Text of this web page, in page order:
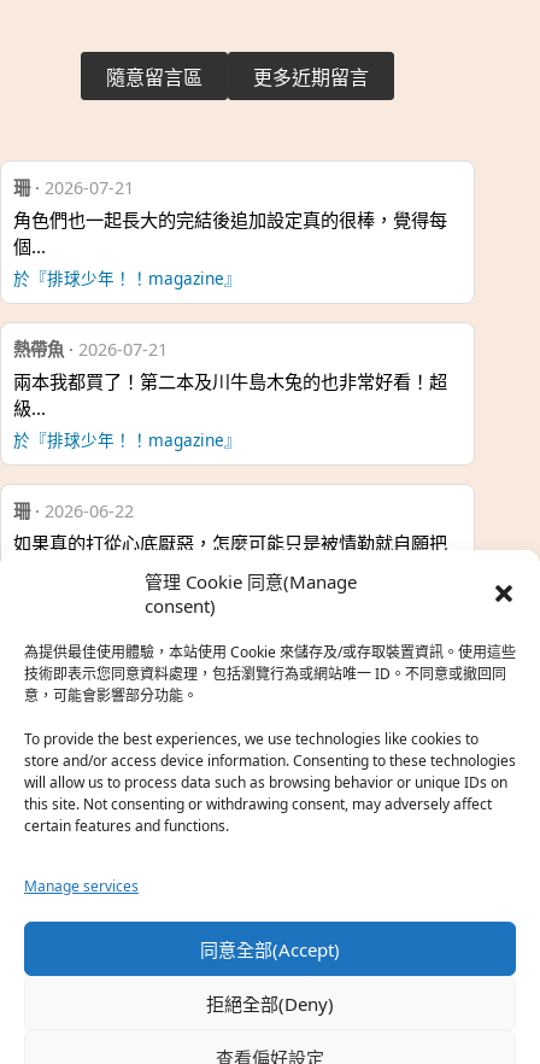
管理 Cookie 同意(Manage
consent)
為提供最佳使用體驗，本站使用 Cookie 來儲存及/或存取裝置資訊。使用這些
技術即表示您同意資料處理，包括瀏覽行為或網站唯一 ID。不同意或撤回同
意，可能會影響部分功能。
To provide the best experiences, we use technologies like cookies to
store and/or access device information. Consenting to these technologies
will allow us to process data such as browsing behavior or unique IDs on
this site. Not consenting or withdrawing consent, may adversely affect
certain features and functions.
Manage services
同意全部(Accept)
拒絕全部(Deny)
查看偏好設定
隨意留言區 更多近期留言
珊· 2026-07-21
角色們也一起長大的完結後追加設定真的很棒，覺得每
個…
於『排球少年！！magazine』
熱帶魚 · 2026-07-21
兩本我都買了！第二本及川牛島木兔的也非常好看！超
級…
於『排球少年！！magazine』
珊· 2026-06-22
如果真的打從心底厭惡，怎麼可能只是被情勒就自願把
熱帶魚·2026-06-22
之前看到網路上有人說灰二自私情勒大家陪他圓夢，但
真…
於『強風吹拂』
珊· 2026-06-18
第…
於『白領羽球部』